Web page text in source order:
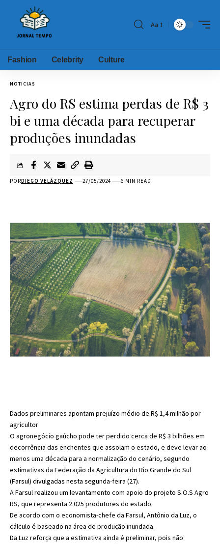
Aa
Fashion Celebrity Culture
NOTICIAS
Agro do RS estima perdas de R$ 3
bi e uma década para recuperar
produções inundadas
PORDIEGO VELÁZQUEZ 27/05/2024 6 MIN READ
Dados preliminares apontam prejuízo médio de R$ 1,4 milhão por
agricultor
O agronegócio gaúcho pode ter perdido cerca de R$ 3 bilhões em
decorrência das enchentes que assolam o estado, e deve levar ao
menos uma década para a normalização do cenário, segundo
estimativas da Federação da Agricultura do Rio Grande do Sul
(Farsul) divulgadas nesta segunda-feira (27).
A Farsul realizou um levantamento com apoio do projeto S.O.S Agro
RS, que representa 2.025 produtores do estado.
De acordo com o economista-chefe da Farsul, Antônio da Luz, o
cálculo é baseado na área de produção inundada.
Da Luz reforça que a estimativa ainda é preliminar, pois não